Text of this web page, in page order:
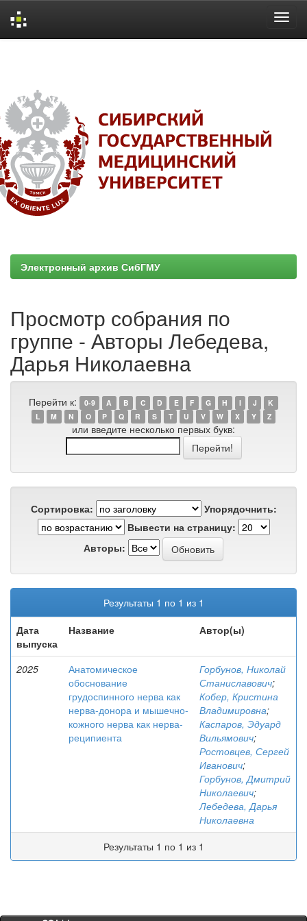
Электронный архив СибГМУ
Просмотр собрания по
группе - Авторы Лебедева,
Дарья Николаевна
Перейти к: 0-9 A B C D E F G H I J
K
L
M N O P Q R S T U V W X Y Z
или введите несколько первых букв:
Сортировка:
Упорядочнить:
Вывести на страницу:
Авторы:
Результаты 1 по 1 из 1
Дата
выпуска
Название Автор(ы)
2025
Анатомическое
обоснование
грудоспинного нерва как
нерва-донора и мышечно-
кожного нерва как нерва-
реципиента
Горбунов, Николай
Станиславович;
Кобер, Кристина
Владимировна;
Каспаров, Эдуард
Вильямович;
Ростовцев, Сергей
Иванович;
Горбунов, Дмитрий
Николаевич;
Лебедева, Дарья
Николаевна
Результаты 1 по 1 из 1